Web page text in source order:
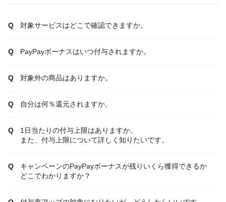
対象サービスはどこで確認できますか。
PayPayボーナスはいつ付与されますか。
対象外の商品はありますか。
自分は何％還元されますか。
1日当たりの付与上限はありますか。
また、付与上限について詳しく知りたいです。
キャンペーンのPayPayボーナスが残りいくら獲得できるか
どこでわかりますか？